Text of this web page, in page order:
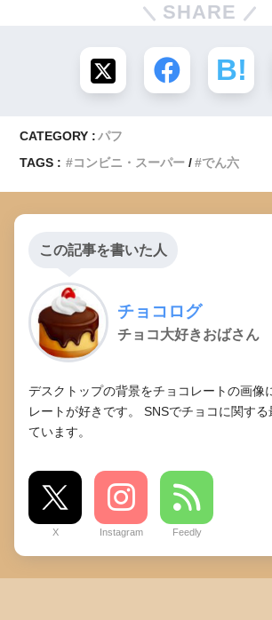
SHARE
CATEGORY : パフ
TAGS :
コンビニ・スーパー でん六
この記事を書いた人
チョコログ
チョコ大好きおばさん
デスクトップの背景をチョコレートの画像
レートが好きです。 SNSでチョコに関す
ています。
X Instagram Feedly